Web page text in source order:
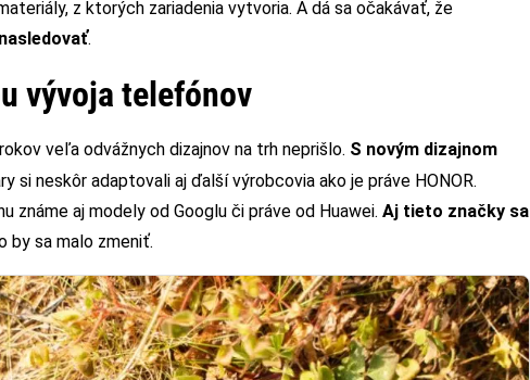
z ktorých zariadenia vytvoria. A dá sa očakávať, že
.
vývoja telefónov
veľa odvážnych dizajnov na trh neprišlo. S novým dizajnom
si neskôr adaptovali aj ďalší výrobcovia ako je práve HONOR.
známe aj modely od Googlu či práve od Huawei. Aj tieto značky sa
by sa malo zmeniť.